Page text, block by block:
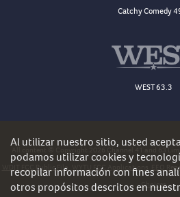
Catchy Comedy
WEST 63.3
All content © Copyright 2026 Channel 41 and 63
WDJT FCC Public File
WYTU FCC Applications EEO
Choices
Al utilizar nuestro sitio, usted
podamos utilizar cookies y
recopilar información con fines
otros propósitos descritos en